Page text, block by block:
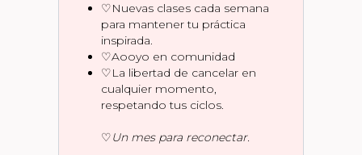
♡Nuevas clases cada semana
para mantener tu práctica
inspirada.
♡Aooyo en comunidad
♡La libertad de cancelar en
cualquier momento,
respetando tus ciclos.
♡Un mes para reconectar.